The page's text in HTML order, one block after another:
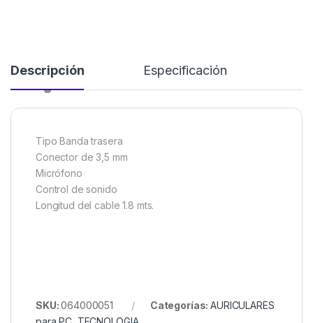
Descripción Especificación
Tipo Banda trasera
Conector de 3,5 mm
Micrófono
Control de sonido
Longitud del cable 1.8 mts.
SKU:064000051 Categorías:AURICULARES